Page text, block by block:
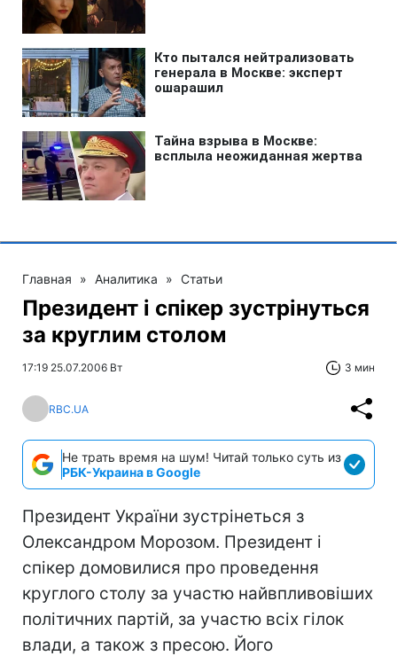
Главная » Аналитика » Статьи
Президент і спікер зустрінуться
за круглим столом
17:19 25.07.2006 Вт 3 мин
RBC.UA
Не трать время на шум! Читай только суть из
РБК-Украина в Google
Президент України зустрінеться з
Олександром Морозом. Президент і
спікер домовилися про проведення
круглого столу за участю найвпливовіших
політичних партій, за участю всіх гілок
влади, а також з пресою. Його